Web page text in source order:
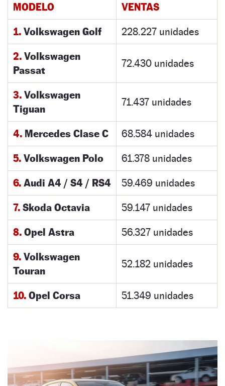
MODELO VENTAS
1. Volkswagen Golf 228.227 unidades
2. Volkswagen
Passat
72.430 unidades
3. Volkswagen
Tiguan
71.437 unidades
4. Mercedes Clase C 68.584 unidades
5. Volkswagen Polo 61.378 unidades
6. Audi A4 / S4 / RS4 59.469 unidades
7. Skoda Octavia 59.147 unidades
8. Opel Astra 56.327 unidades
9. Volkswagen
Touran
52.182 unidades
10. Opel Corsa 51.349 unidades